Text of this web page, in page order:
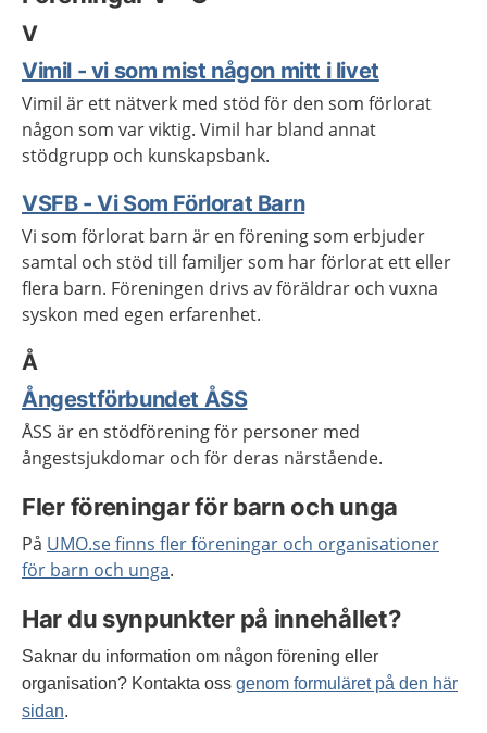
V
Vimil - vi som mist någon mitt i livet
Vimil är ett nätverk med stöd för den som förlorat
någon som var viktig. Vimil har bland annat
stödgrupp och kunskapsbank.
VSFB - Vi Som Förlorat Barn
Vi som förlorat barn är en förening som erbjuder
samtal och stöd till familjer som har förlorat ett eller
flera barn. Föreningen drivs av föräldrar och vuxna
syskon med egen erfarenhet.
Å
Ångestförbundet ÅSS
ÅSS är en stödförening för personer med
ångestsjukdomar och för deras närstående.
Fler föreningar för barn och unga
På UMO.se finns fler föreningar och organisationer
för barn och unga.
Har du synpunkter på innehållet?
Saknar du information om någon förening eller
organisation? Kontakta oss genom formuläret på den här
sidan.